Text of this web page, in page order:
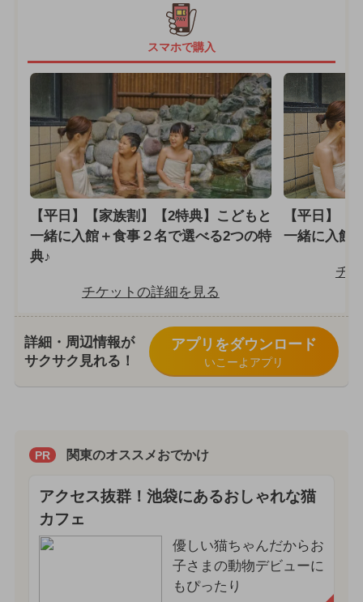
スマホで購入
【平日】【家族割】【2特典】こどもと
一緒に入館＋食事２名で選べる2つの特
典♪
チケットの詳細を見る
【平日】【
一緒に入館
チ
詳細・周辺情報が
サクサク見れる！
アプリをダウンロード
いこーよアプリ
PR 関東のオススメおでかけ
アクセス抜群！池袋にあるおしゃれな猫
カフェ
優しい猫ちゃんだからお
子さまの動物デビューに
もぴったり